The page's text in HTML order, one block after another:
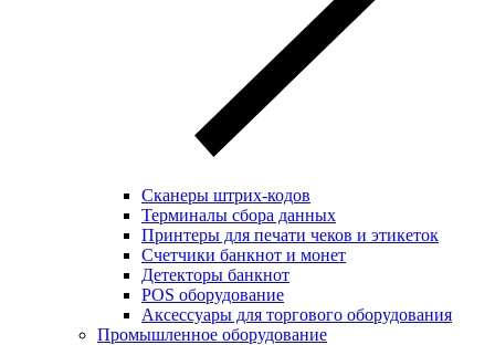
Сканеры штрих-кодов
Терминалы сбора данных
Принтеры для печати чеков и этикеток
Cчетчики банкнот и монет
Детекторы банкнот
POS оборудование
Аксессуары для торгового оборудования
Промышленное оборудование